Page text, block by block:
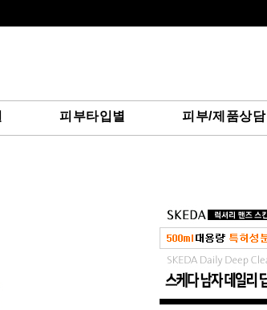
피부타입별 피부/제품상담